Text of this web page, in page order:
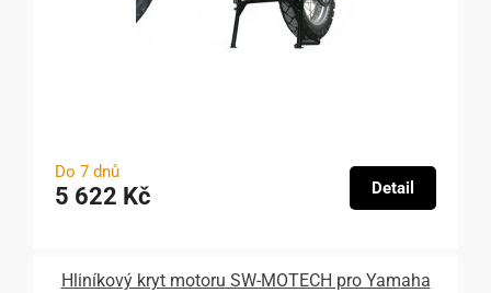
Do 7 dnů
5 622 Kč Detail
Hliníkový kryt motoru SW-MOTECH pro Yamaha